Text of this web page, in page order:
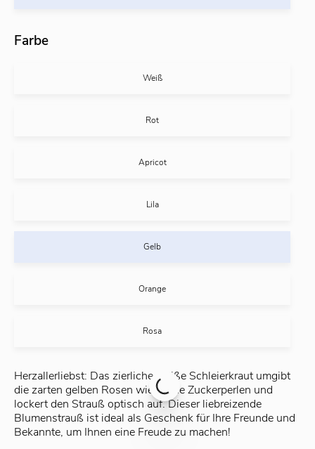
Farbe
Weiß
Rot
Apricot
Lila
Gelb
Orange
Rosa
Herzallerliebst: Das zierliche weiße Schleierkraut umgibt
die zarten gelben Rosen wie kleine Zuckerperlen und
lockert den Strauß optisch auf. Dieser liebreizende
Blumenstrauß ist ideal als Geschenk für Ihre Freunde und
Bekannte, um Ihnen eine Freude zu machen!